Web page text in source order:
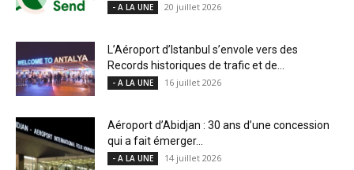
- A LA UNE 20 juillet 2026
L’Aéroport d’Istanbul s’envole vers des
Records historiques de trafic et de...
- A LA UNE 16 juillet 2026
Aéroport d’Abidjan : 30 ans d’une concession
qui a fait émerger...
- A LA UNE 14 juillet 2026